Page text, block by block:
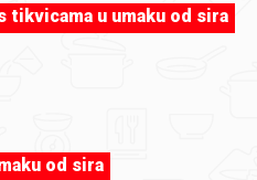
tikvicama u umaku od sira
od sira